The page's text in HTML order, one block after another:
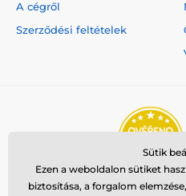
A cégről
Szerződési feltételek
Sütik
Ezen a weboldalon sütiket
biztosítása, a forgalom